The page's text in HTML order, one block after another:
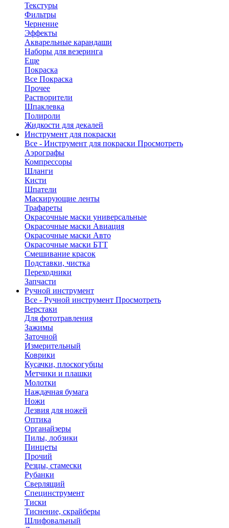
Текстуры
Фильтры
Чернение
Эффекты
Акварельные карандаши
Наборы для везеринга
Еще
Покраска
Все Покраска
Прочее
Растворители
Шпаклевка
Полироли
Жидкости для декалей
Инструмент для покраски
Все - Инструмент для покраски Просмотреть
Аэрографы
Компрессоры
Шланги
Кисти
Шпатели
Маскирующие ленты
Трафареты
Окрасочные маски универсальные
Окрасочные маски Авиация
Окрасочные маски Авто
Окрасочные маски БТТ
Смешивание красок
Подставки, чистка
Переходники
Запчасти
Ручной инструмент
Все - Ручной инструмент Просмотреть
Верстаки
Для фототравления
Зажимы
Заточной
Измерительный
Коврики
Кусачки, плоскогубцы
Метчики и плашки
Молотки
Наждачная бумага
Ножи
Лезвия для ножей
Оптика
Органайзеры
Пилы, лобзики
Пинцеты
Прочий
Резцы, стамески
Рубанки
Сверлящий
Специнструмент
Тиски
Тиснение, скрайберы
Шлифовальный